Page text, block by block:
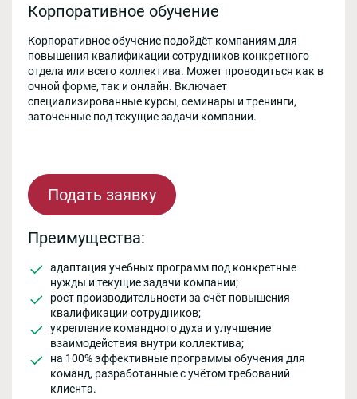
Корпоративное обучение
Корпоративное обучение подойдёт компаниям для
повышения квалификации сотрудников конкретного
отдела или всего коллектива. Может проводиться как в
очной форме, так и онлайн. Включает
специализированные курсы, семинары и тренинги,
заточенные под текущие задачи компании.
Подать заявку
Преимущества:
адаптация учебных программ под конкретные
нужды и текущие задачи компании;
рост производительности за счёт повышения
квалификации сотрудников;
укрепление командного духа и улучшение
взаимодействия внутри коллектива;
на 100% эффективные программы обучения для
команд, разработанные с учётом требований
клиента.